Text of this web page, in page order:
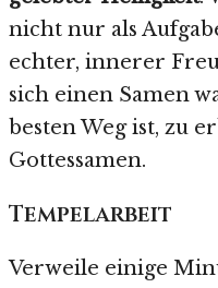
nicht nur als
echter, innerer
sich einen Samen
besten Weg ist, zu
Gottessamen.
Tempelarbeit
Verweile einige